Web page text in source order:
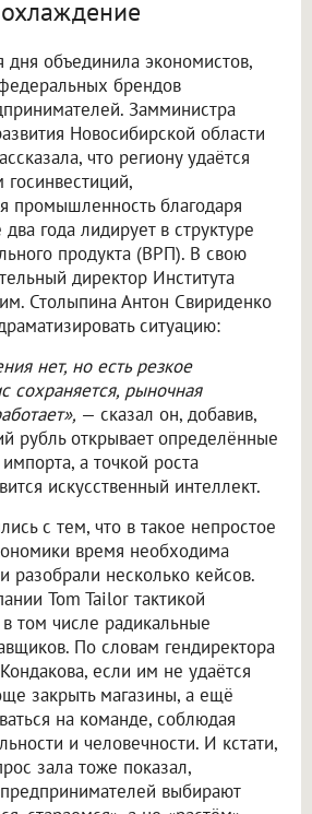
дня объединила экономистов,
брендов
Замминистра
Новосибирской области
что региону удаётся
промышленность благодаря
года лидирует в структуре
продукта (ВРП). В свою
директор Института
Столыпина Антон Свириденко
ситуацию:
нет, но есть резкое
сохраняется, рыночная
— сказал он, добавив,
рубль открывает определённые
а точкой роста
искусственный интеллект.
с тем, что в такое непростое
время необходима
разобрали несколько кейсов.
Tom Tailor тактикой
том числе радикальные
По словам гендиректора
если им не удаётся
закрыть магазины, а ещё
на команде, соблюдая
и человечности. И кстати,
зала тоже показал,
выбирают